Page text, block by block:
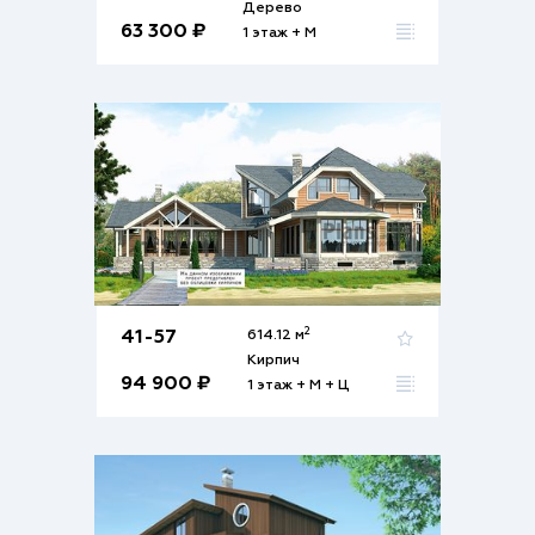
63 300 ₽
Дерево
1 этаж + М
41-57
94 900 ₽
614.12 м2
Кирпич
1 этаж + М + Ц